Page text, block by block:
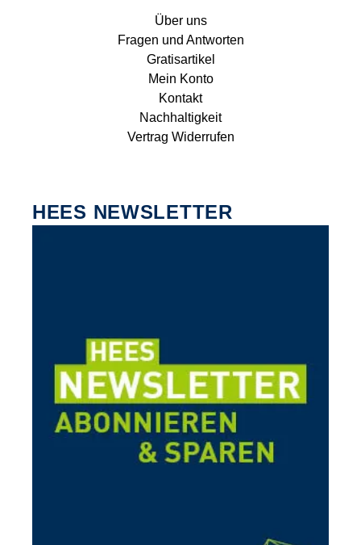
Über uns
Fragen und Antworten
Gratisartikel
Mein Konto
Kontakt
Nachhaltigkeit
Vertrag Widerrufen
HEES NEWSLETTER